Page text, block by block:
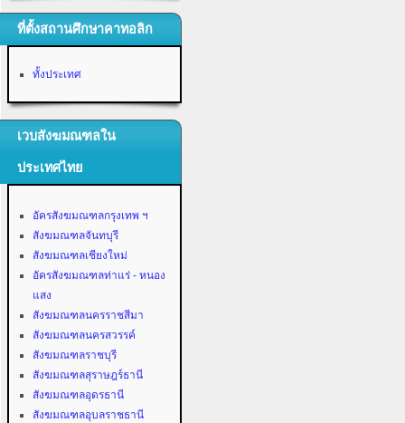
ที่ตั้งสถานศึกษาคาทอลิก
ทั้งประเทศ
เวบสังฆมณฑลใน
ประเทศไทย
อัครสังฆมณฑลกรุงเทพ ฯ
สังฆมณฑลจันทบุรี
สังฆมณฑลเชียงใหม่
อัครสังฆมณฑลท่าแร่ - หนอง
แสง
สังฆมณฑลนครราชสีมา
สังฆมณฑลนครสวรรค์
สังฆมณฑลราชบุรี
สังฆมณฑลสุราษฎร์ธานี
สังฆมณฑลอุดรธานี
สังฆมณฑลอุบลราชธานี